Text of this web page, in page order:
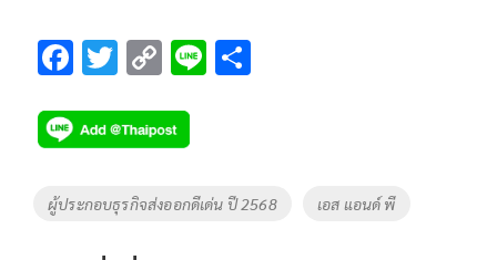
F
e
b
o
T
tt
er
C
p
y
Li
Li
Tags
ผู้ประกอบธุรกิจส่งออกดีเด่น ปี 2568 เอส แอนด์ พี